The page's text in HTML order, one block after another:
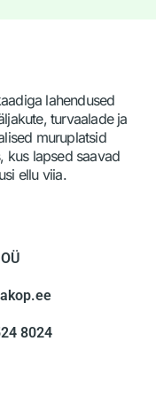
lahendused
turvaalade ja
muruplatsid
kus lapsed saavad
ellu viia.
8024